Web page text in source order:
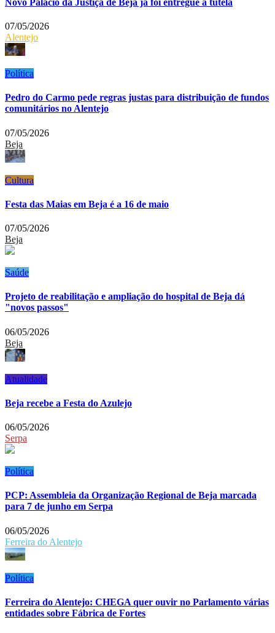
07/05/2026
Alentejo
Política
Pedro do Carmo pede regras justas para distribuição de fundos
comunitários no Alentejo
07/05/2026
Beja
Cultura
Festa das Maias em Beja é a 16 de maio
07/05/2026
Beja
Saúde
Projeto de reabilitação e ampliação do hospital de Beja dá
"novos passos"
06/05/2026
Beja
Atualidade
Beja recebe a Festa do Azulejo
06/05/2026
Serpa
Política
PCP: Assembleia da Organização Regional de Beja marcada
para 7 de junho em Serpa
06/05/2026
Ferreira do Alentejo
Política
Ferreira do Alentejo: CHEGA quer ouvir no Parlamento várias
entidades sobre Fábrica de Fortes